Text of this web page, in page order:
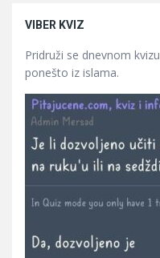
VIBER KVIZ
Pridruži se dnevnom
ponešto iz islama.